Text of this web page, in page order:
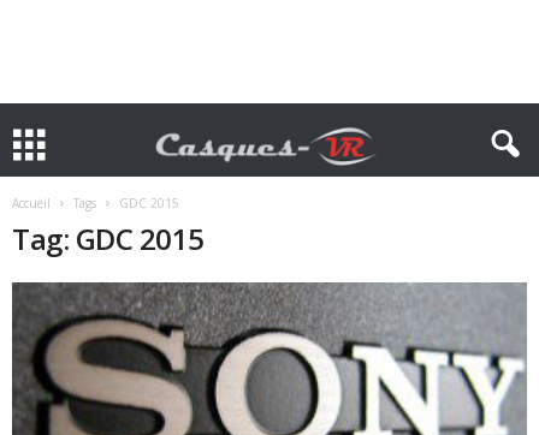
Accueil Tags GDC 2015
Tag: GDC 2015